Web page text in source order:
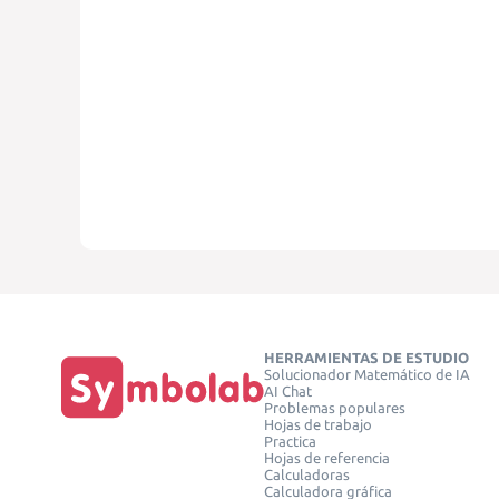
HERRAMIENTAS DE ESTUDIO
Solucionador Matemático de IA
AI Chat
Problemas populares
Hojas de trabajo
Practica
Hojas de referencia
Calculadoras
Calculadora gráfica